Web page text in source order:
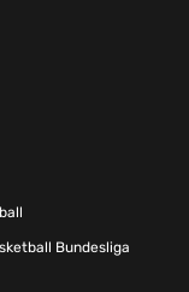
Bundesliga